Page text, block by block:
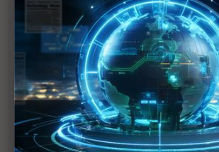
2027全年記憶體產能提前售罄
宣」只怕買不夠
英特爾EMIB良率達標 聯發科第
2028準時量產
SpaceX晶片採購大轉向 Elon
採用NVIDIA